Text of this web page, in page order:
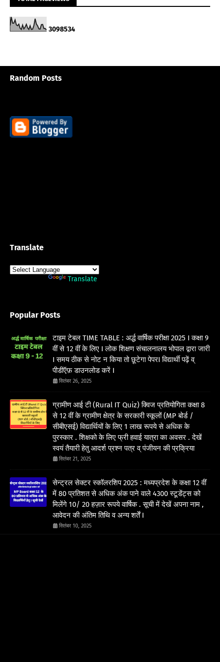
3098534
Random Posts
Translate
Translate
Popular Posts
टाइम टेबल TIME TABLE : अर्द्ध वार्षिक परीक्षा 2025 I कक्षा 9
वीं से 12 वीं के लिए I लोक शिक्षण संचालनालय भोपाल द्वारा जारी
I समय ठीक से नोट न किया तो छूटेगा पेपरI विद्यार्थी पढ़ें व्
पीडीऍफ़ डाउनलोड करें I
सितंबर 26, 2025
ग्रामीण आई टी (Rural IT Quiz) क्विज प्रतियोगिता कक्षा 8
से 12 वीं के ग्रामीण क्षेत्र के सरकारी स्कूलों (MP बोर्ड /
सीबीएसई) विद्यार्थियों के लिए 1 लाख रूपये से अधिक के
पुरस्कार . शिक्षको के लिए फ्री हवाई यात्रा का अवसर . देखें
स्वयं तैयारी हेतु आदर्श प्रश्न पत्र व् पंजीयन की प्रक्रिया
सितंबर 21, 2025
सेन्ट्रल सेक्टर स्कॉलरशिप 2025 : मध्यप्रदेश के कक्षा 12 वीं
में 80 प्रतिशत से अधिक अंक पाने वाले 4300 स्टूडेंट्स को
मिलेंगे 10/ 20 हज़ार रूपये वार्षिक . सूची में देखें अपना नाम ,
आवेदन की अंतिम तिथि व अन्य शर्तें I
सितंबर 10, 2025